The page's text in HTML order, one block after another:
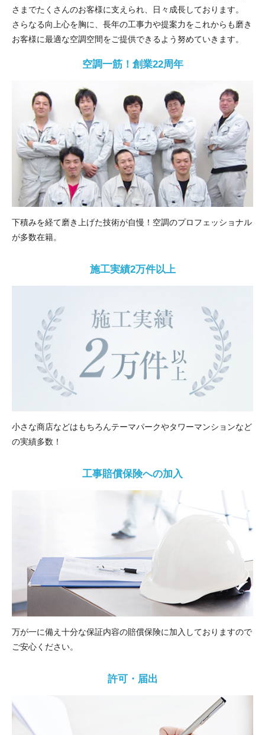
さまでたくさんのお客様に支えられ、日々成長しております。
さらなる向上心を胸に、長年の工事力や提案力をこれからも磨き
お客様に最適な空調空間をご提供できるよう努めていきます。
空調一筋！創業22周年
下積みを経て磨き上げた技術が自慢！空調のプロフェッショナル
が多数在籍。
施工実績2万件以上
小さな商店などはもちろんテーマパークやタワーマンションなど
の実績多数！
工事賠償保険への加入
万が一に備え十分な保証内容の賠償保険に加入しておりますので
ご安心ください。
許可・届出